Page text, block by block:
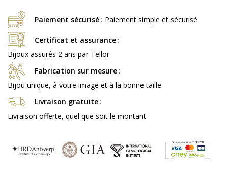
Paiement sécurisé Paiement simple et sécurisé
Certificat et assurance
Bijoux assurés 2 ans par Tellor
Fabrication sur mesure
Bijou unique, à votre image et à la bonne taille
Livraison gratuite
Livraison offerte, quel que soit le montant